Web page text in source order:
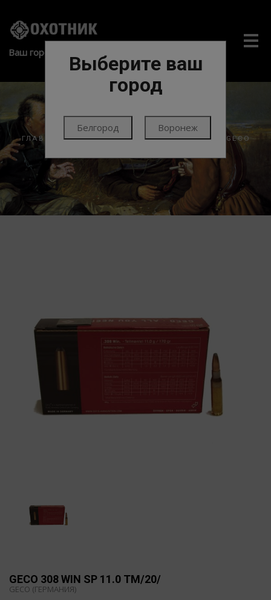
Ваш город:
Выберите ваш
город
Белгород Воронеж
ГЛАВНАЯ ПАТРОНЫ ПАТРОНЫ НАРЕЗНЫЕ
GECO
GECO 308 WIN SP 11.0 TM/20/
GECO (ГЕРМАНИЯ)